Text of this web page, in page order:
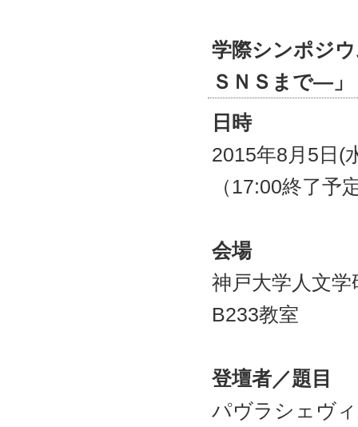
学際シンポジ
ＳＮＳまで―」
日時
2015年8月5日(
（17:00終了予
会場
神戸大学人文
B233教室
登壇者／題目
パヴラシェヴ